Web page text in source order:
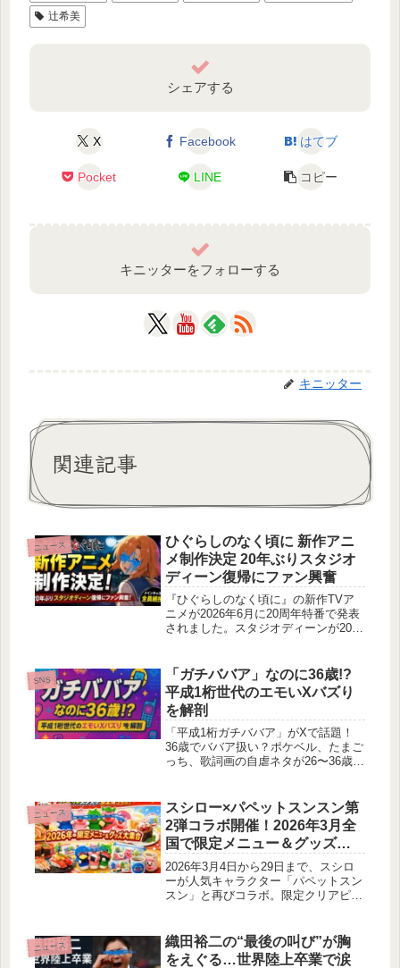
辻希美
シェアする
X Facebook はてブ
Pocket LINE コピー
キニッターをフォローする
キニッター
関連記事
ニュース
ひぐらしのなく頃に 新作アニ
メ制作決定 20年ぶりスタジオ
ディーン復帰にファン興奮
『ひぐらしのなく頃に』の新作TVア
ニメが2026年6月に20周年特番で発表
されました。スタジオディーンが20年
中、ファンからはディーン復帰を喜ぶ
期待の声とクオリティや脚本への不安
が入り混じっています。ティザービジ
ュアルやPVの内容、過去作比較、下
馬評を詳しくまとめました。
SNS
「ガチババア」なのに36歳!?
平成1桁世代のエモいXバズり
を解剖
「平成1桁ガチババア」がXで話題！
36歳でババア扱い？ポケベル、たまご
っち、歌詞画の自虐ネタが26〜36歳の
ニュース
スシロー×パペットスンスン第
2弾コラボ開催！2026年3月全
国で限定メニュー＆グッズ登
場
2026年3月4日から29日まで、スシロ
ーが人気キャラクター「パペットスン
スン」と再びコラボ。限定クリアピッ
ズ付きメニューを紹介します。SNSの
反応や公式キャンペーン情報も網羅。
ニュース
織田裕二の“最後の叫び”が胸
をえぐる…世界陸上卒業で涙